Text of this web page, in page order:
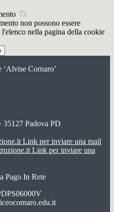
non possono essere
nella pagina della cookie
‘Alvise Cornaro’
Padova PD
Link per inviare una mail
Link per inviare una
Pago In Rete